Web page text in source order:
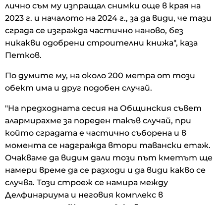
лично съм му изпращал снимки още в края на
2023 г. и началото на 2024 г., за да види, че тази
сграда се изгражда частично наново, без
никакви одобрени строителни книжа", каза
Петков.
По думите му, на около 200 метра от този
обект има и друг подобен случай.
"На предходната сесия на Общинския съвет
алармирахме за пореден такъв случай, при
който сградата е частично съборена и в
момента се надгражда втори тавански етаж.
Очакваме да видим дали този път кметът ще
намери време да се разходи и да види какво се
случва. Този строеж се намира между
Делфинариума и неговия комплекс в